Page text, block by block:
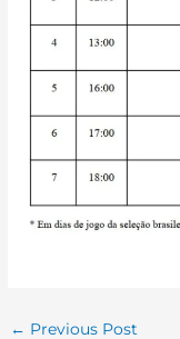
← Previous Post